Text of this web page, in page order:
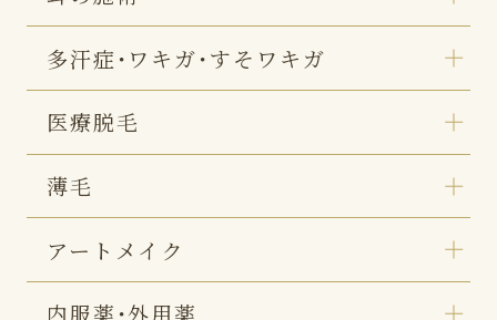
多汗症・ワキガ・すそワキガ
医療脱毛
薄毛
アートメイク
内服薬・外用薬